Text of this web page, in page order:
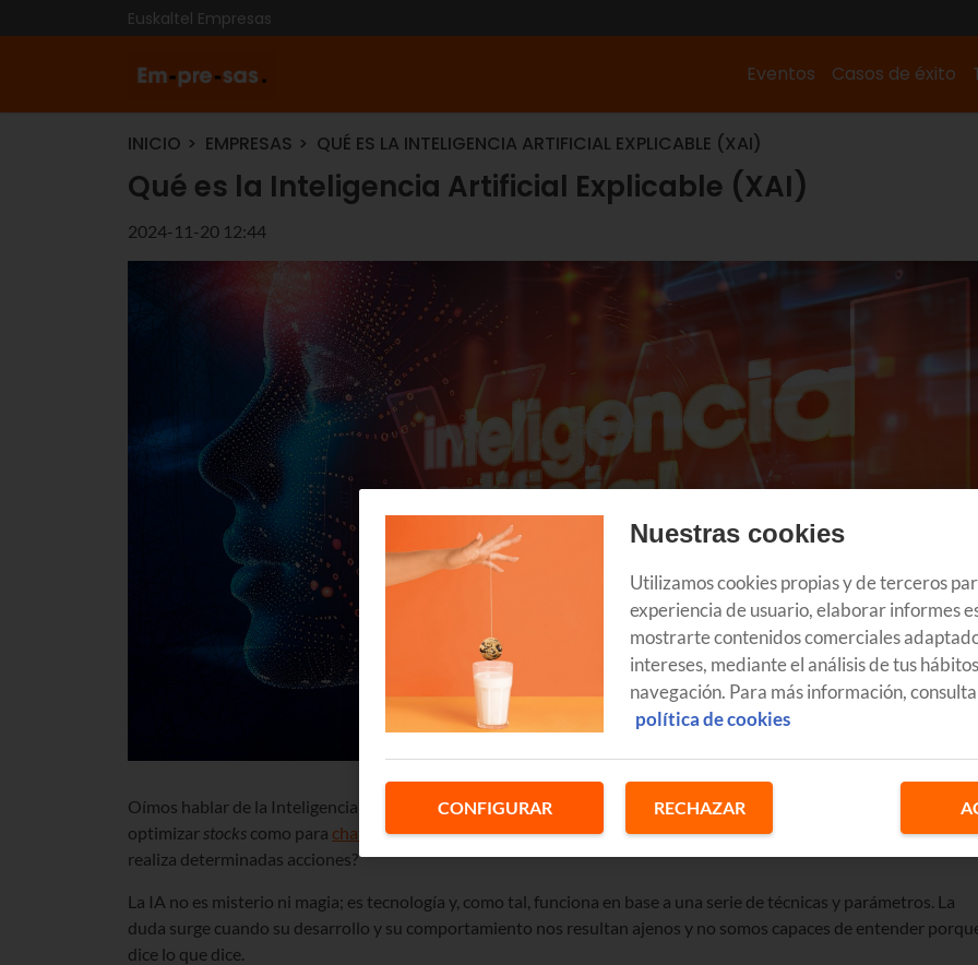
Euskaltel Empresas
Eventos Casos de éxito
INICIO EMPRESAS QUÉ ES LA INTELIGENCIA ARTIFICIAL EXPLICABLE (XAI)
Qué es la Inteligencia Artificial Explicable (XAI)
2024-11-20 12:44
Oímos hablar de la Inteligencia Artificial por todas partes. Se utiliza tanto para hacer predicciones de ventas u
optimizar stocks como para chatbotso creación de contenidos pero, ¿sabemos realmente cómo funciona y porqué
realiza determinadas acciones?
La IA no es misterio ni magia; es tecnología y, como tal, funciona en base a una serie de técnicas y parámetros. La
duda surge cuando su desarrollo y su comportamiento nos resultan ajenos y no somos capaces de entender
dice lo que dice.
Nuestras cookies
Utilizamos cookies propias y de terceros
experiencia de usuario, elaborar informes
mostrarte contenidos comerciales
intereses, mediante el análisis de tus
navegación. Para más información,
política de cookies
CONFIGURAR RECHAZAR